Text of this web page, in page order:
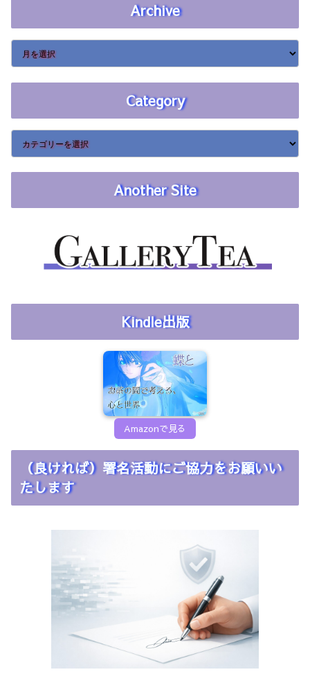
Archive
Category
Another Site
Kindle出版
Amazonで見る
（良ければ）署名活動にご協力をお願いい
たします